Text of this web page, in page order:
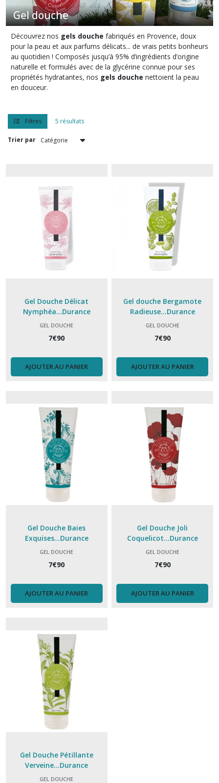
Gel douche
Découvrez nos gels douche fabriqués en Provence, doux
pour la peau et aux parfums délicats... de vrais petits bonheurs
au quotidien ! Composés jusqu’à 95% d’ingrédients d’origine
naturelle et formulés avec de la glycérine connue pour ses
propriétés hydratantes, nos gels douche nettoient la peau
en douceur.
Filtres 5 résultats
Trier par
Gel Douche Délicat
Nymphéa...Durance
GEL DOUCHE
7€90
AJOUTER AU PANIER
Gel douche Bergamote
Radieuse...Durance
GEL DOUCHE
7€90
AJOUTER AU PANIER
Gel Douche Baies
Exquises...Durance
GEL DOUCHE
7€90
AJOUTER AU PANIER
Gel Douche Joli
Coquelicot...Durance
GEL DOUCHE
7€90
AJOUTER AU PANIER
Gel Douche Pétillante
Verveine...Durance
GEL DOUCHE
Crème
mains
(4)
Gel
douche
(5)
Gel
lavant
mains
Brume
parfumée
Savon
liquide
Recharge